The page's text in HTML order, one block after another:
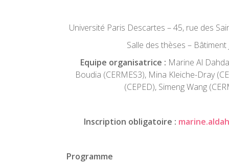
Université Paris Descartes – 45, rue des
Salle des thèses – Bâtiment
Equipe organisatrice : Marine Al
Boudia (CERMES3), Mina Kleiche-Dray
(CEPED), Simeng Wang
Inscription obligatoire :
Programme